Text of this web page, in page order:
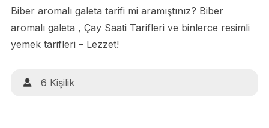
Biber aromalı galeta tarifi mi aramıştınız? Biber
aromalı galeta , Çay Saati Tarifleri ve binlerce resimli
yemek tarifleri – Lezzet!
6 Kişilik